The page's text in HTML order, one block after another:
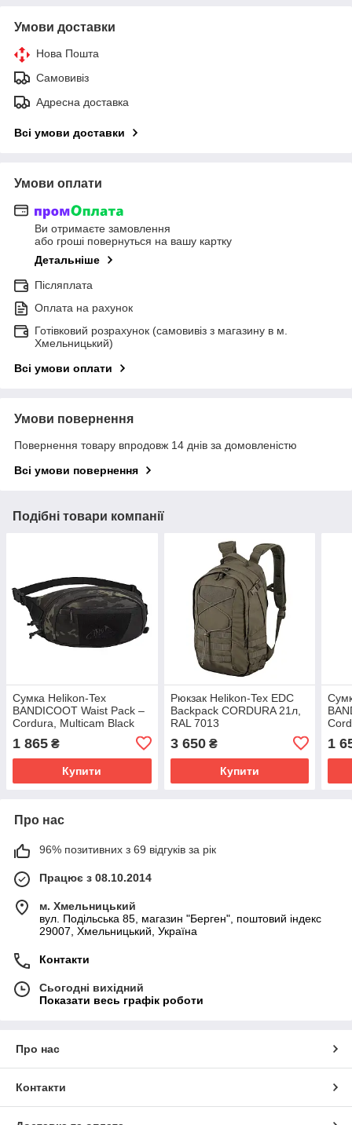
Умови доставки
Нова Пошта
Самовивіз
Адресна доставка
Всі умови доставки
Умови оплати
Ви отримаєте замовлення
або гроші повернуться на вашу картку
Детальніше
Післяплата
Оплата на рахунок
Готівковий розрахунок (самовивіз з магазину в м.
Хмельницький)
Всі умови оплати
Умови повернення
Повернення товару впродовж 14 днів за домовленістю
Всі умови повернення
Подібні товари компанії
Сумка Helikon-Tex
BANDICOOT Waist Pack –
Cordura, Multicam Black
1 865 ₴
Купити
Рюкзак Helikon-Tex EDC
Backpack CORDURA 21л,
RAL 7013
3 650₴
Купити
1
Про нас
96% позитивних з 69 відгуків за рік
Працює з 08.10.2014
м. Хмельницький
вул. Подільська 85, магазин "Берген", поштовий індекс
29007, Хмельницький, Україна
Контакти
Сьогодні вихідний
Показати весь графік роботи
Про нас
Контакти